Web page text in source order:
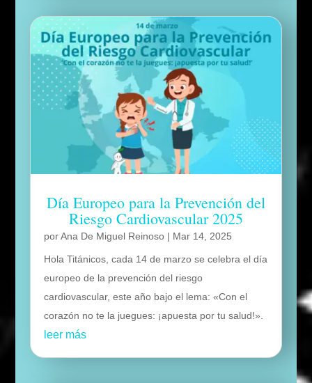
Día Europeo para la Prevención del
Riesgo Cardiovascular 2025
porAna De Miguel Reinoso| Mar 14, 2025
Hola Titánicos, cada 14 de marzo se celebra el día
europeo de la prevención del riesgo
cardiovascular, este año bajo el lema: «Con el
corazón no te la juegues: ¡apuesta por tu salud!».
leer más